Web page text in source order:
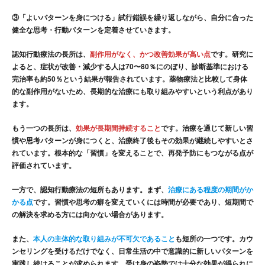
③「よいパターンを身につける」 試行錯誤を繰り返しながら、自分に合った
健全な思考・行動パターンを定着させていきます。
認知行動療法の長所は、 副作用がなく、かつ改善効果が高い点です。研究に
よると、症状が改善・減少する人は70〜80％にのぼり、診断基準における
完治率も約50％という結果が報告されています。薬物療法と比較して身体
的な副作用がないため、長期的な治療にも取り組みやすいという利点があり
ます。
もう一つの長所は、 効果が長期間持続することです。治療を通じて新しい習
慣や思考パターンが身につくと、治療終了後もその効果が継続しやすいとさ
れています。根本的な「習慣」を変えることで、再発予防にもつながる点が
評価されています。
一方で、認知行動療法の短所もあります。まず、 治療にある程度の期間がか
かる点です。習慣や思考の癖を変えていくには時間が必要であり、短期間で
の解決を求める方には向かない場合があります。
また、 本人の主体的な取り組みが不可欠であること も短所の一つです。カウ
ンセリングを受けるだけでなく、日常生活の中で意識的に新しいパターンを